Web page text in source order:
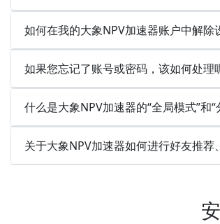
如何在我的大象NPV加速器账户中解除
如果您忘记了账号或密码，该如何处理
什么是大象NPV加速器的“全局模式”和“
关于大象NPV加速器如何进行好友推